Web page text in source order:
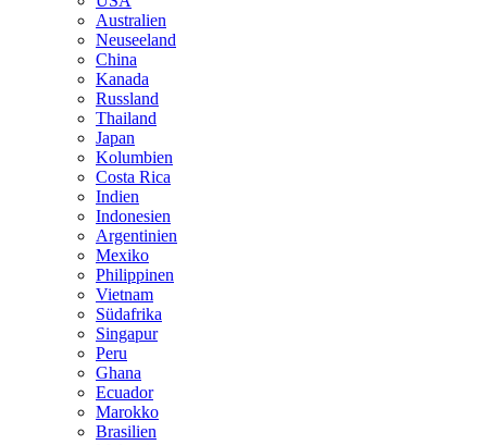
Australien
Neuseeland
China
Kanada
Russland
Thailand
Japan
Kolumbien
Costa Rica
Indien
Indonesien
Argentinien
Mexiko
Philippinen
Vietnam
Südafrika
Singapur
Peru
Ghana
Ecuador
Marokko
Brasilien